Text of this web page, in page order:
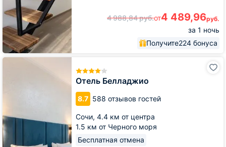
4 988,84руб.от4 489,96руб.
за 1 ночь
Получите224 бонуса
Отель Белладжио
8.7 588 отзывов гостей
Сочи, 4.4 км от центра
1.5 км от Черного моря
Бесплатная отмена
Отель